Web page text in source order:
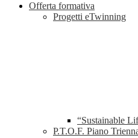
Offerta formativa
Progetti eTwinning
“Sustainable
P.T.O.F. Piano